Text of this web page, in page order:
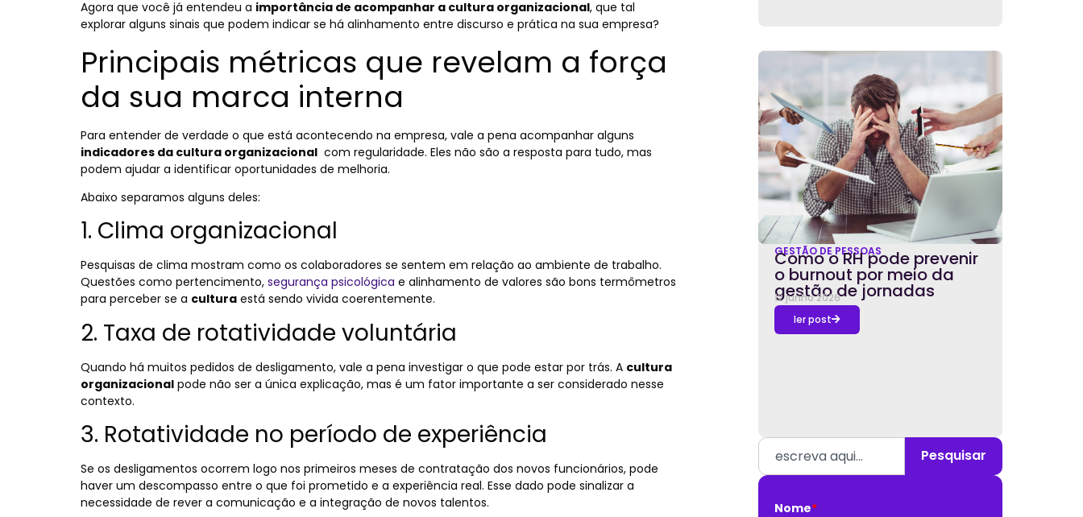
Agora que você já entendeu a importância de acompanhar a cultura organizacional, que tal
explorar alguns sinais que podem indicar se há alinhamento entre discurso e prática na sua empresa?
Principais métricas que revelam a força
da sua marca interna
Para entender de verdade o que está acontecendo na empresa, vale a pena acompanhar alguns
indicadores da cultura organizacional com regularidade. Eles não são a resposta para tudo, mas
podem ajudar a identificar oportunidades de melhoria.
Abaixo separamos alguns deles:
1. Clima organizacional
Pesquisas de clima mostram como os colaboradores se sentem em relação ao ambiente de trabalho.
Questões como pertencimento, segurança psicológica e alinhamento de valores são bons termômetros
para perceber se a cultura está sendo vivida coerentemente.
2. Taxa de rotatividade voluntária
Quando há muitos pedidos de desligamento, vale a pena investigar o que pode estar por trás. A cultura
organizacional pode não ser a única explicação, mas é um fator importante a ser considerado nesse
contexto.
3. Rotatividade no período de experiência
Se os desligamentos ocorrem logo nos primeiros meses de contratação dos novos funcionários, pode
haver um descompasso entre o que foi prometido e a experiência real. Esse dado pode sinalizar a
necessidade de rever a comunicação e a integração de novos talentos.
GESTÃO DE PESSOAS
Como o RH pode prevenir
o burnout por meio da
gestão de jornadas
12 junho 2026
ler post
Pesquisar
Nome*